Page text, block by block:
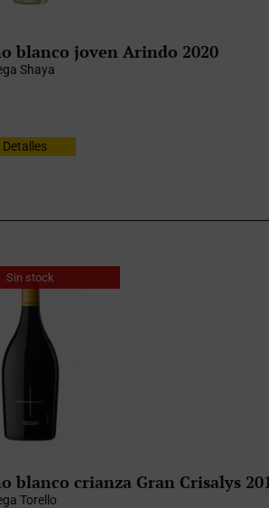
blanco joven Arindo 2020
Shaya
Detalles
Sin stock
blanco crianza Gran Crisalys
Torello